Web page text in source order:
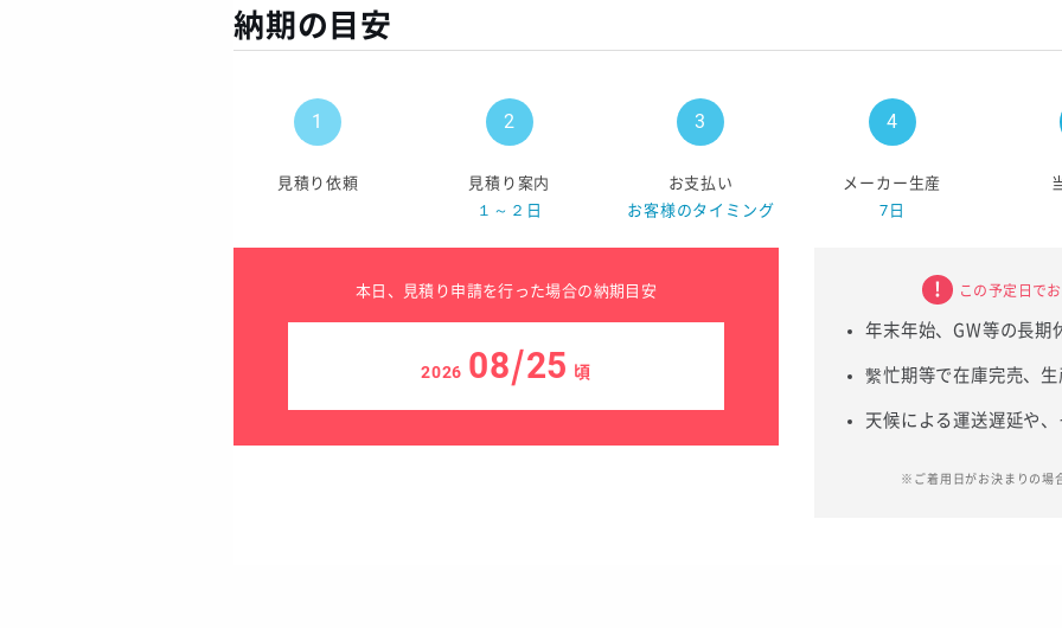
納期の目安
見積り依頼
見積り案内
１～２日
お支払い
お客様のタイミング
メーカー生産
7日
本日、見積り申請を行った場合の納期目安
2026 08/25 頃
この予定日で
年末年始、GW等の長期
繫忙期等で在庫完売、
天候による運送遅延や
※ご着用日がお決まりの場